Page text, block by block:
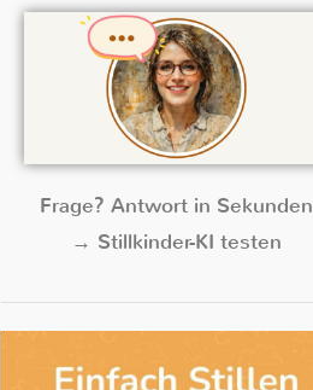
Frage? Antwort in Sekunden
→ Stillkinder-KI testen